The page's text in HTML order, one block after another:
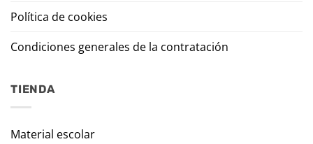
Política de cookies
Condiciones generales de la contratación
TIENDA
Material escolar